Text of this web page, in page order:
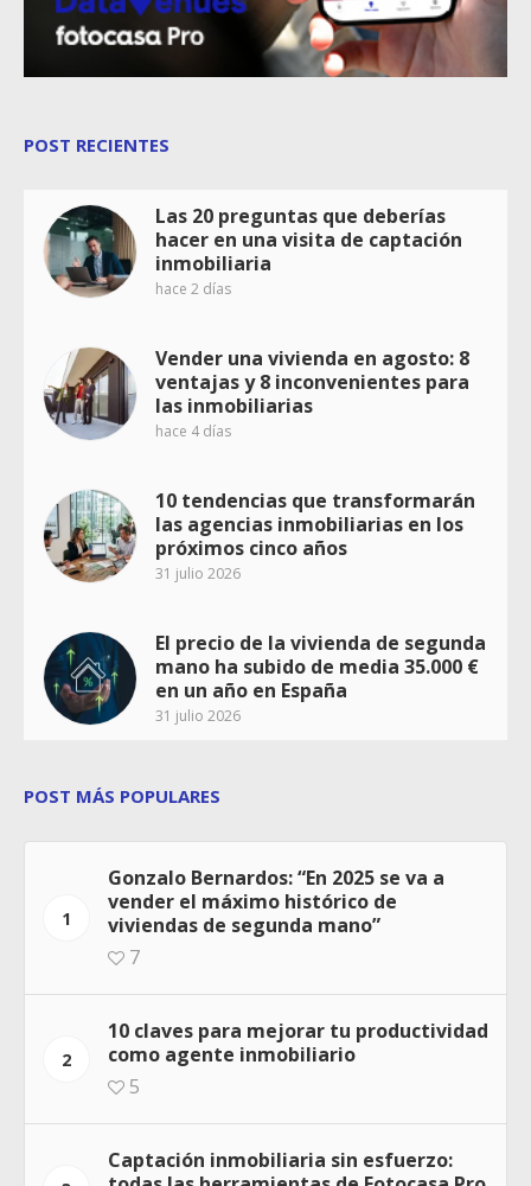
POST RECIENTES
Las 20 preguntas que deberías
hacer en una visita de captación
inmobiliaria
hace 2 días
Vender una vivienda en agosto: 8
ventajas y 8 inconvenientes para
las inmobiliarias
hace 4 días
10 tendencias que transformarán
las agencias inmobiliarias en los
próximos cinco años
31 julio 2026
El precio de la vivienda de segunda
mano ha subido de media 35.000 €
en un año en España
31 julio 2026
POST MÁS POPULARES
1
Gonzalo Bernardos: “En 2025 se va a
vender el máximo histórico de
viviendas de segunda mano”
7
2
10 claves para mejorar tu productividad
como agente inmobiliario
5
Captación inmobiliaria sin esfuerzo: